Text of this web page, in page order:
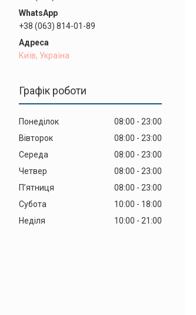
+38 (063) 814-01-89
Київ, Україна
Графік роботи
Понеділок 08:00
23:00
Вівторок
08:00
23:00
Середа
08:00
23:00
Четвер
08:00
23:00
Пʼятниця
08:00
23:00
Субота
10:00
18:00
Неділя
10:00 21:00